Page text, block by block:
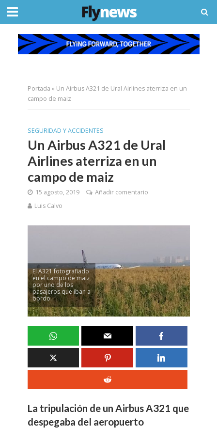
Portada » Un Airbus A321 de Ural Airlines aterriza en un
campo de maiz
SEGURIDAD Y ACCIDENTES
Un Airbus A321 de Ural
Airlines aterriza en un
campo de maiz
15 agosto, 2019
Añadir comentario
Luis Calvo
El A321 fotografiado
en el campo de maiz
por uno de los
pasajeros que iban a
bordo.
La tripulación de un Airbus A321 que
despegaba del aeropuerto